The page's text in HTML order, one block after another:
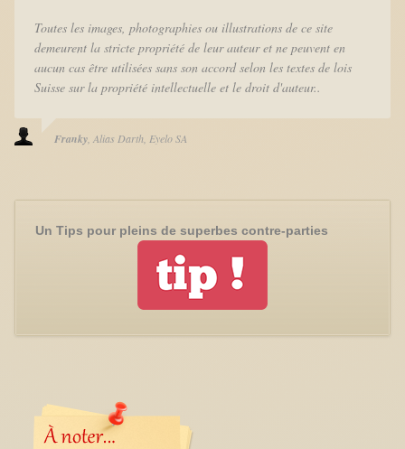
Toutes les images, photographies ou illustrations de ce site
demeurent la stricte propriété de leur auteur et ne peuvent en
aucun cas être utilisées sans son accord selon les textes de lois
Suisse sur la propriété intellectuelle et le droit d'auteur..
Franky Alias Darth Eyelo SA
Un Tips pour pleins de superbes contre-parties